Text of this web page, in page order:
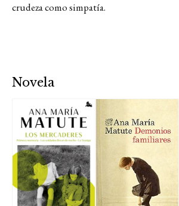
crudeza como simpatía.
Novela